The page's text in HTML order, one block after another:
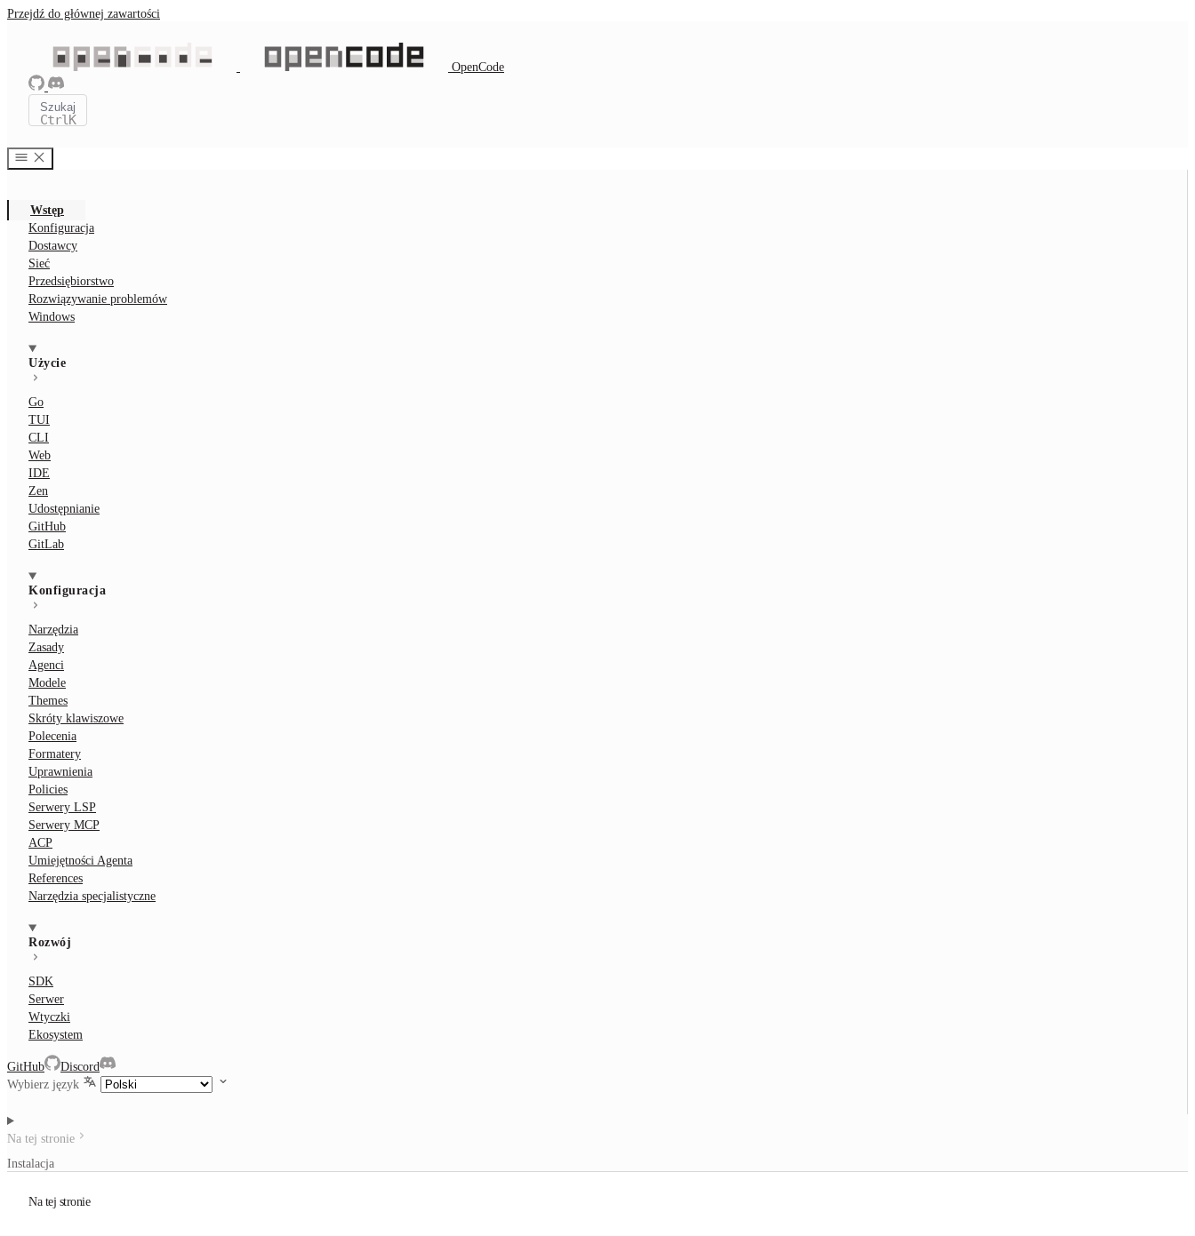
Przejdź do głównej zawartości
OpenCode
Szukaj
CtrlK
Wstęp
Konfiguracja
Dostawcy
Sieć
Przedsiębiorstwo
Rozwiązywanie problemów
Windows
Użycie
Go
TUI
CLI
Web
IDE
Zen
Udostępnianie
GitHub
GitLab
Konfiguracja
Narzędzia
Zasady
Agenci
Modele
Themes
Skróty klawiszowe
Polecenia
Formatery
Uprawnienia
Policies
Serwery LSP
Serwery MCP
ACP
Umiejętności Agenta
References
Narzędzia specjalistyczne
Rozwój
SDK
Serwer
Wtyczki
Ekosystem
GitHub
Discord
Wybierz język
Na tej stronie
Instalacja
Na tej stronie